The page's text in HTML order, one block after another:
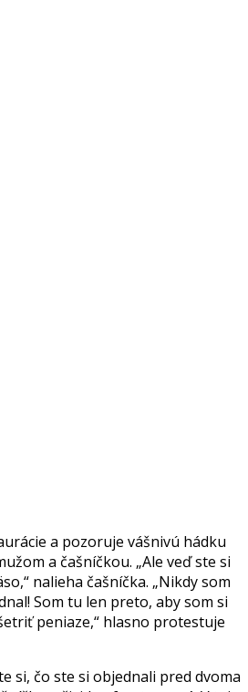
a pozoruje vášnivú hádku
a čašníčkou. „Ale veď ste si
nalieha čašníčka. „Nikdy som
Som tu len preto, aby som si
peniaze,“ hlasno protestuje
si, čo ste si objednali pred dvoma